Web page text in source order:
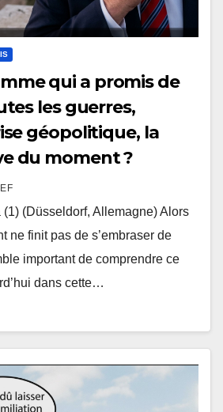
qui a promis de
les guerres,
géopolitique, la
du moment ?
(Düsseldorf, Allemagne) Alors
ne finit pas de s’embraser de
important de comprendre ce
dans cette…